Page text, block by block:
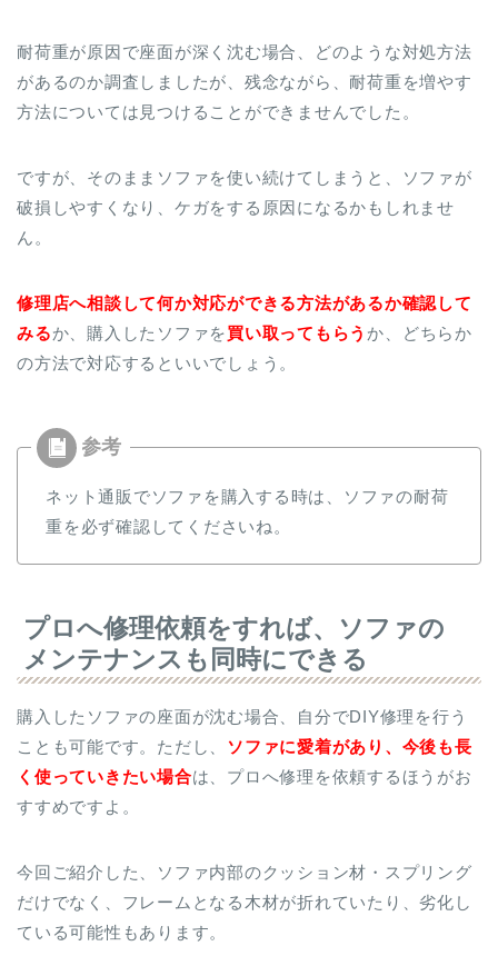
耐荷重が原因で座面が深く沈む場合、どのような対処方法
があるのか調査しましたが、残念ながら、耐荷重を増やす
方法については見つけることができませんでした。
ですが、そのままソファを使い続けてしまうと、ソファが
破損しやすくなり、ケガをする原因になるかもしれませ
ん。
修理店へ相談して何か対応ができる方法があるか確認して
みるか、購入したソファを買い取ってもらう か、どちらか
の方法で対応するといいでしょう。
ネット通販でソファを購入する時は、ソファの耐荷
重を必ず確認してくださいね。
プロへ修理依頼をすれば、ソファの
メンテナンスも同時にできる
購入したソファの座面が沈む場合、自分でDIY修理を行う
ことも可能です。ただし、 ソファに愛着があり、今後も長
く使っていきたい場合は、プロへ修理を依頼するほうがお
すすめですよ。
今回ご紹介した、ソファ内部のクッション材・スプリング
だけでなく、フレームとなる木材が折れていたり、劣化し
ている可能性もあります。